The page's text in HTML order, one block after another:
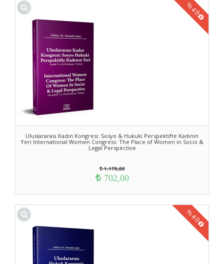
Uluslararası Kadın Kongresi: Sosyo & Hukuki Perspektifte Kadının
Yeri International Women Congress: The Place of Women in Socio &
Legal Perspective
%40
1.170,00
702,00
%40